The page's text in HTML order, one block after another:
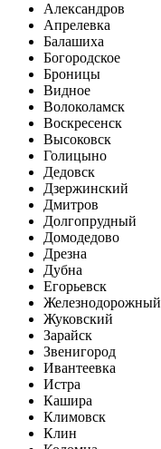
Александров
Апрелевка
Балашиха
Богородское
Броницы
Видное
Волоколамск
Воскресенск
Высоковск
Голицыно
Дедовск
Дзержинский
Дмитров
Долгопрудный
Домодедово
Дрезна
Дубна
Егорьевск
Железнодорожный
Жуковский
Зарайск
Звенигород
Ивантеевка
Истра
Кашира
Климовск
Клин